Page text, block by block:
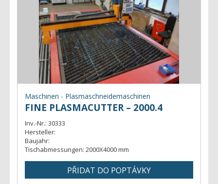
Maschinen - Plasmaschneidemaschinen
FINE PLASMACUTTER – 2000.4
Inv.-Nr.: 30333
Hersteller:
Baujahr:
Tischabmessungen: 2000X4000 mm